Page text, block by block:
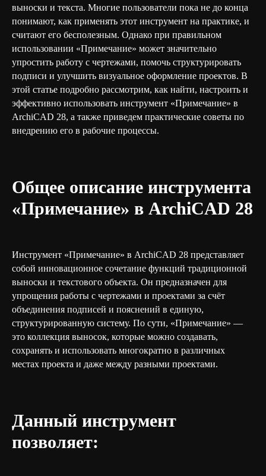
выноски и текста. Многие пользователи пока не до конца
понимают, как применять этот инструмент на практике, и
считают его бесполезным. Однако при правильном
использовании «Примечание» может значительно
упростить работу с чертежами, помочь структурировать
подписи и улучшить визуальное оформление проектов. В
этой статье подробно рассмотрим, как найти, настроить и
эффективно использовать инструмент «Примечание» в
ArchiCAD 28, а также приведем практические советы по
внедрению его в рабочие процессы.
Общее описание инструмента
«Примечание» в ArchiCAD 28
Инструмент «Примечание» в ArchiCAD 28 представляет
собой инновационное сочетание функций традиционной
выноски и текстового объекта. Он предназначен для
упрощения работы с чертежами и проектами за счёт
объединения подписей и пояснений в единую,
структурированную систему. По сути, «Примечание» —
это коллекция выносок, которые можно создавать,
сохранять и использовать многократно в различных
местах проекта и даже между разными проектами.
Данный инструмент
позволяет: